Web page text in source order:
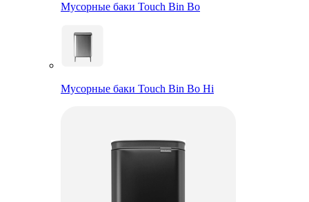
Мусорные баки Touch Bin Bo
Мусорные баки Touch Bin Bo Hi